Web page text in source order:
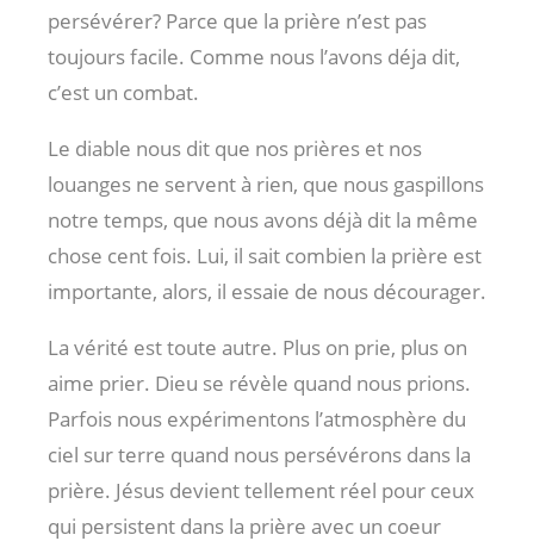
persévérer? Parce que la prière n’est pas
toujours facile. Comme nous l’avons déja dit,
c’est un combat.
Le diable nous dit que nos prières et nos
louanges ne servent à rien, que nous gaspillons
notre temps, que nous avons déjà dit la même
chose cent fois. Lui, il sait combien la prière est
importante, alors, il essaie de nous décourager.
La vérité est toute autre. Plus on prie, plus on
aime prier. Dieu se révèle quand nous prions.
Parfois nous expérimentons l’atmosphère du
ciel sur terre quand nous persévérons dans la
prière. Jésus devient tellement réel pour ceux
qui persistent dans la prière avec un coeur